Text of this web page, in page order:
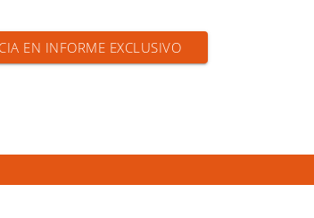
EN INFORME EXCLUSIVO